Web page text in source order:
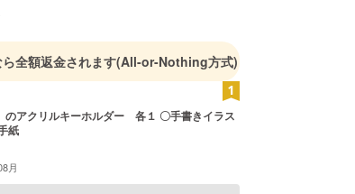
全額返金されます(All-or-Nothing方式)
リルキーホルダー 各１ 〇手書きイラス
手紙
月